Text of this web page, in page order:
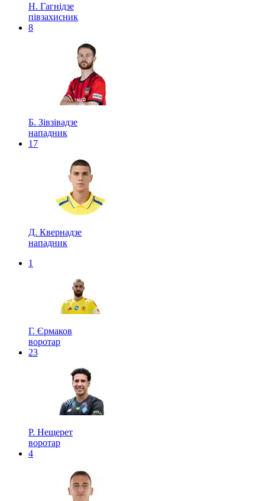
Н. Гагнідзе
півзахисник
8
Б. Зівзівадзе
нападник
17
Д. Квернадзе
нападник
1
Г. Єрмаков
воротар
23
Р. Нещерет
воротар
4